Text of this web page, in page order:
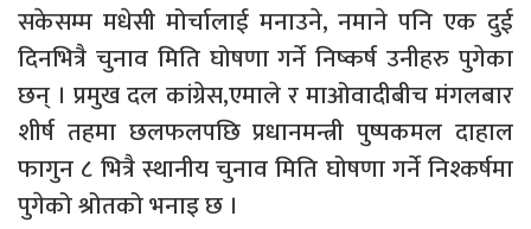
सकेसम्म मधेसी मोर्चालाई मनाउने, नमाने पनि एक दुई
दिनभित्रै चुनाव मिति घोषणा गर्ने निष्कर्ष उनीहरु पुगेका
छन् । प्रमुख दल कांग्रेस,एमाले र माओवादीबीच मंगलबार
शीर्ष तहमा छलफलपछि प्रधानमन्त्री पुष्पकमल दाहाल
फागुन ८ भित्रै स्थानीय चुनाव मिति घोषणा गर्ने निश्कर्षमा
पुगेको श्रोतको भनाइ छ ।